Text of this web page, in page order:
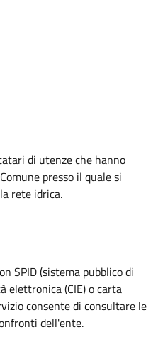
di utenze che hanno
presso il quale si
rete idrica.
SPID (sistema pubblico di
elettronica (CIE) o carta
consente di consultare le
dell'ente.